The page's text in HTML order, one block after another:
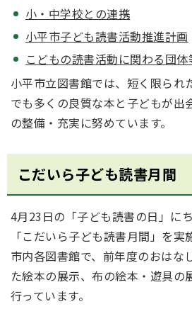
小・中学校との連携
小平市子ども読書活動推進計画
こどもの読書活動に関わる団体
小平市立図書館では、短く限られ
でも多くの良質な本と子どもが出
の整備・充実に努めています。
こだいら子ども読書月間
4月23日の「子ども読書の日」に
「こだいら子ども読書月間」を実
市内各図書館で、前年度のおはな
た絵本の展示、布の絵本・遊具の
行っています。